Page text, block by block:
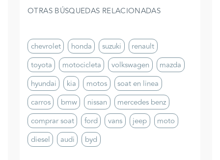
OTRAS BÚSQUEDAS RELACIONADAS
chevrolet honda suzuki
renault
toyota
motocicleta volkswagen
mazda
hyundai
kia motos
soat en linea
carros
bmw nissan
mercedes benz
comprar soat
ford vans jeep
moto
diesel
audi byd